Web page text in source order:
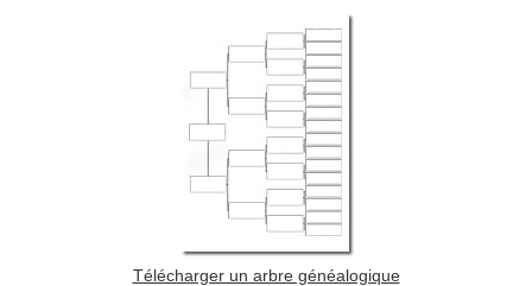
Télécharger un arbre généalogique